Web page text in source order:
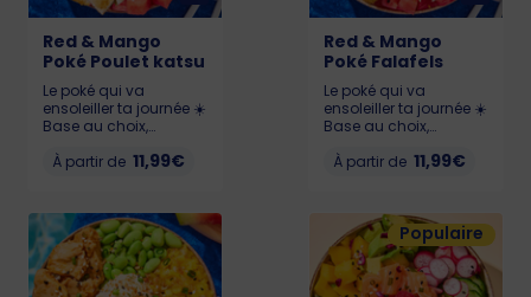
Red & Mango
Poké Poulet katsu
Le poké qui va
ensoleiller ta journée ☀️
Base au choix,
de mangue 🥭,
Allergènes : Lait,
gluten, soja, œufs,
sésame KCAL : LIL :
574 - MED : 768 - BIG :
1041
À partir de 11,99€
Red & Mango
Poké Falafels
Le poké qui va
ensoleiller ta journée ☀️
Base au choix,
de mangue 🥭,
Allergènes : Lait,
sésame, gluten, soja
KCAL : LIL : 567 - MED :
695 - BIG : 928
À partir de 11,99€
Populaire